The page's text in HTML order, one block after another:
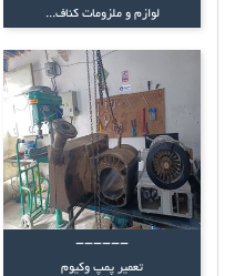
لوازم و ملزومات کناف...
------
تعمیر پمپ وکیوم